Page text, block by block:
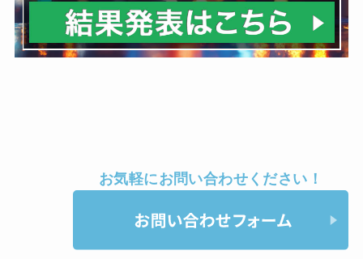
お気軽にお問い合わせください！